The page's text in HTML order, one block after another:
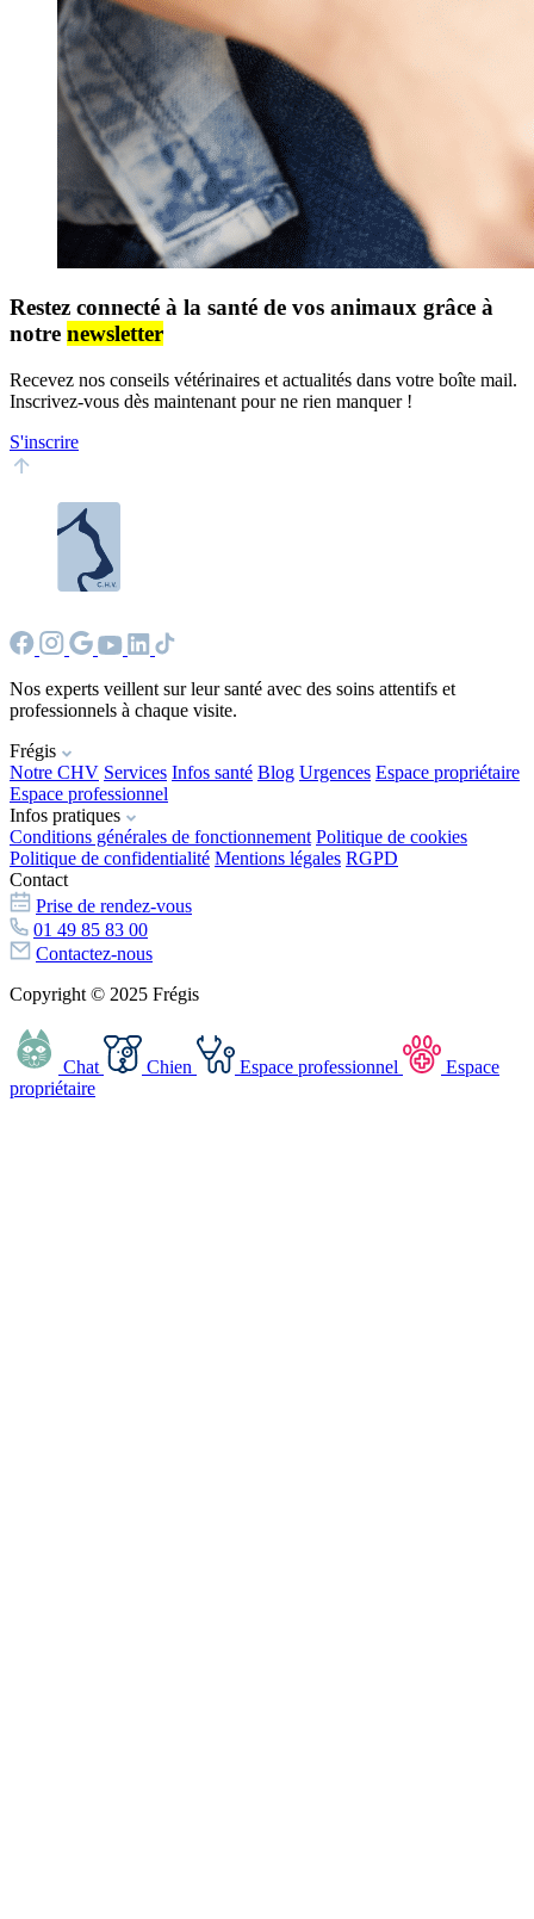
Restez connecté à la santé de vos animaux grâce à
notre newsletter
Recevez nos conseils vétérinaires et actualités dans votre boîte mail.
Inscrivez-vous dès maintenant pour ne rien manquer !
S'inscrire
Nos experts veillent sur leur santé avec des soins attentifs et
professionnels à chaque visite.
Frégis
Notre CHV Services Infos santé Blog Urgences Espace propriétaire
Espace professionnel
Infos pratiques
Conditions générales de fonctionnement Politique de cookies
Politique de confidentialité Mentions légales RGPD
Contact
Prise de rendez-vous
01 49 85 83 00
Contactez-nous
Copyright © 2025 Frégis
Chat Chien Espace professionnel
Espace
propriétaire